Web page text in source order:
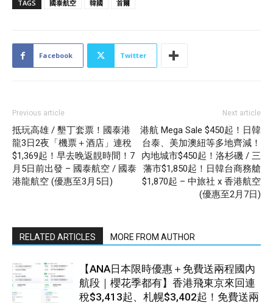
TAGS 國泰航空 韓國 首爾
Facebook Twitter
Previous article
抵玩高雄 / 墾丁套票！國泰港
龍3日2夜「機票＋酒店」連稅
$1,369起！早去晚返靚時間！7
月5日前出發 – 國泰航空 / 國泰
港龍航空 (優惠至3月5日)
Next article
港航 Mega Sale $450起！日韓
台泰、美加澳紐等多地齊減！
內地城市$450起！洛杉磯 / 三
藩市$1,850起！日韓台商務艙
$1,870起 – 中旅社 x 香港航空
(優惠至2月7日)
RELATED ARTICLES MORE FROM AUTHOR
【ANA日本限時優惠＋免費送兩程國內
航段｜櫻花季都有】香港飛東京來回連
稅$3,413起、札幌$3,402起！免費送兩